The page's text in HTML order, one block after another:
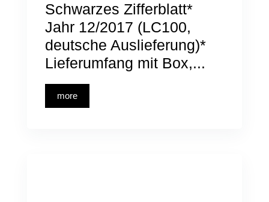
Schwarzes Zifferblatt*
Jahr 12/2017 (LC100,
deutsche Auslieferung)*
Lieferumfang mit Box,...
more